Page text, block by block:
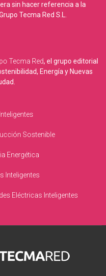
sin hacer referencia a la
Tecma Red S.L.
Tecma Red, el grupo editorial
Energía y Nuevas
Sostenible
Energética
Inteligentes
Eléctricas Inteligentes